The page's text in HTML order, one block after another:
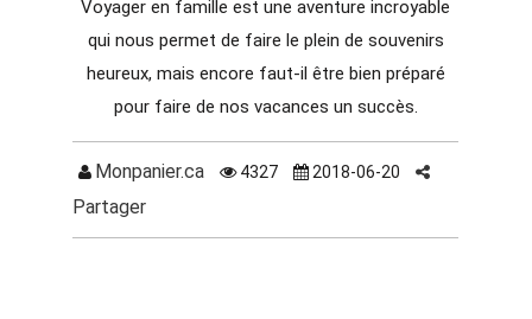
Voyager en famille est une aventure incroyable
qui nous permet de faire le plein de souvenirs
heureux, mais encore faut-il être bien préparé
pour faire de nos vacances un succès.
Monpanier.ca 4327 2018-06-20
Partager